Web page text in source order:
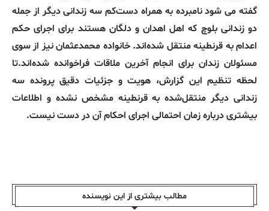
گفته می شود نامبرده به همراه دست‌کم سه زندانی دیگر از جمله
دو ‌زندانی بلوچ که اهل اهدان و دلگان هستند برای اجرای حکم
اعدام به قرنطینه منتقل شده‌اند. خانواده محمدعثمان نیز از سوی
مسئولان زندان برای انجام آخرین ملاقات فراخوانده شده‌اند.تا
لحظه تنظیم این گزارش، هویت و جزئیات دقیق پرونده سه
زندانی دیگر منتقل‌شده به قرنطینه مشخص نشده و اطلاعات
بیشتری درباره زمان احتمالی اجرای احکام آن در دست نیست.
مطالب بیشتری از این نویسندە